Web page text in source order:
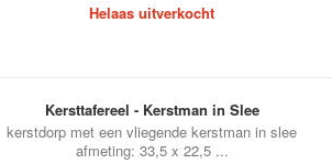
Helaas uitverkocht
Kersttafereel - Kerstman in Slee
kerstdorp met een vliegende kerstman in slee
afmeting: 33,5 x 22,5 ...